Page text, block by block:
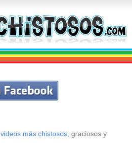
videos más chistosos, graciosos y